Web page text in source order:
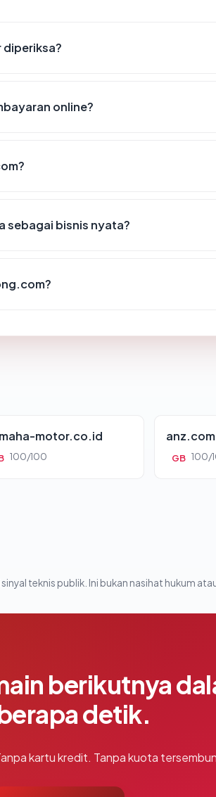
online?
bisnis nyata?
motor.co.id
100/100
anz.com
GB 100/
teknis publik. Ini bukan nasihat hukum
berikutnya
detik.
kartu kredit. Tanpa kuota